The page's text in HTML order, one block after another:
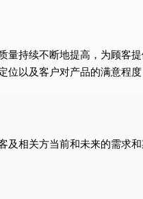
量持续不断地提高，为顾客
位以及客户对产品的满意程
及相关方当前和未来的需求和